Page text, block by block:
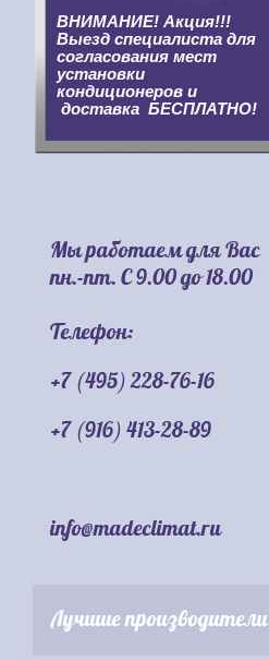
ВНИМАНИЕ! Акция!!!
Выезд специалиста для
согласования мест
установки
кондиционеров и
доставка БЕСПЛАТНО!
Мы работаем для Вас
пн.-пт. С 9.00 до 18.00
Телефон:
+7 (495) 228-76-16
+7 (916) 413-28-89
info@madeclimat.ru
Лучшие производители